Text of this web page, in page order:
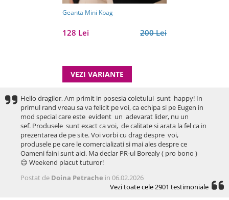
Geanta Mini Kbag
200 Lei
128 Lei
VEZI VARIANTE
Hello dragilor, Am primit in posesia coletului sunt happy! In
primul rand vreau sa va felicit pe voi, ca echipa si pe Eugen in
mod special care este evident un adevarat lider, nu un
sef. Produsele sunt exact ca voi, de calitate si arata la fel ca in
prezentarea de pe site. Voi vorbi cu drag despre voi,
produsele pe care le comercializati si mai ales despre ce
Oameni faini sunt aici. Ma declar PR-ul Borealy ( pro bono )
😊 Weekend placut tuturor!
Postat de Doina Petrache in 06.02.2026
Vezi toate cele 2901 testimoniale